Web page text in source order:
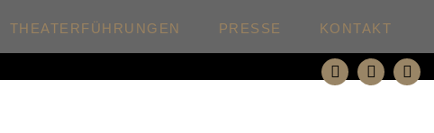
THEATERFÜHRUNGEN PRESSE KONTAKT